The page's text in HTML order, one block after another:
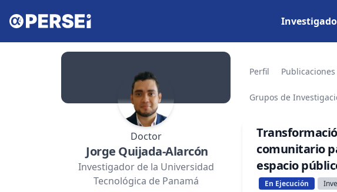
Doctor
Jorge Quijada-Alarcón
Investigador de la Universidad
Tecnológica de Panamá
Perfil
Grupos de
comunitario
espacio
En Ejecución